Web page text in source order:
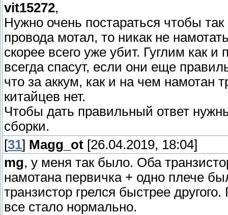
vit15272,
Нужно очень постараться чтобы
провода мотал, то никак не
скорее всего уже убит. Гуглим как
всегда спасут, если они еще
что за аккум, как и на чем намотан
китайцев нет.
Чтобы дать правильный ответ
сборки.
[31] Magg_ot [26.04.2019, 18:04]
mg, у меня так было. Оба
намотана первичка + одно плече
транзистор грелся быстрее
все стало нормально.